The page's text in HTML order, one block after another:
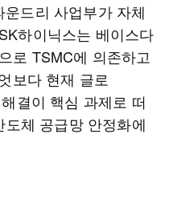
드리 사업부가 자체
하이닉스는 베이스다
로 TSMC에 의존하고
보다 현재 글로
결이 핵심 과제로 떠
체 공급망 안정화에